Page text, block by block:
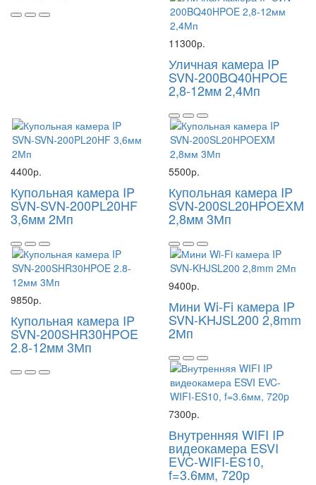
11300р.
Уличная камера IP
SVN-200BQ40HPOE
2,8-12мм 2,4Мп
4400р.
Купольная камера IP
SVN-SVN-200PL20HF
3,6мм 2Мп
5500р.
Купольная камера IP
SVN-200SL20HPOEXM
2,8мм 3Мп
9850р.
Купольная камера IP
SVN-200SHR30HPOE
2.8-12мм 3Мп
9400р.
Мини Wi-Fi камера IP
SVN-KHJSL200 2,8mm
2Мп
7300р.
Внутренняя WIFI IP
видеокамера ESVI
EVC-WIFI-ES10,
f=3.6мм, 720p